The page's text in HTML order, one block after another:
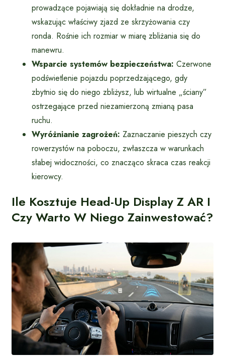
prowadzące pojawiają się dokładnie na drodze,
wskazując właściwy zjazd ze skrzyżowania czy
ronda. Rośnie ich rozmiar w miarę zbliżania się do
manewru.
Wsparcie systemów bezpieczeństwa: Czerwone
podświetlenie pojazdu poprzedzającego, gdy
zbytnio się do niego zbliżysz, lub wirtualne „ściany”
ostrzegające przed niezamierzoną zmianą pasa
ruchu.
Wyróżnianie zagrożeń: Zaznaczanie pieszych czy
rowerzystów na poboczu, zwłaszcza w warunkach
słabej widoczności, co znacząco skraca czas reakcji
kierowcy.
Ile Kosztuje Head-Up Display Z AR I
Czy Warto W Niego Zainwestować?